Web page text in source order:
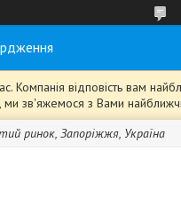
відповість вам
ми зв'яжемося з Вами
ринок, Запоріжжя, Україна